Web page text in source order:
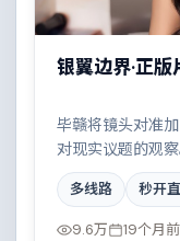
银翼边界·正版
毕赣将镜头对准
对现实议题的观
富，一场看似偶
素与人文关怀之间
多线路 秒开
9.6万 19个月前